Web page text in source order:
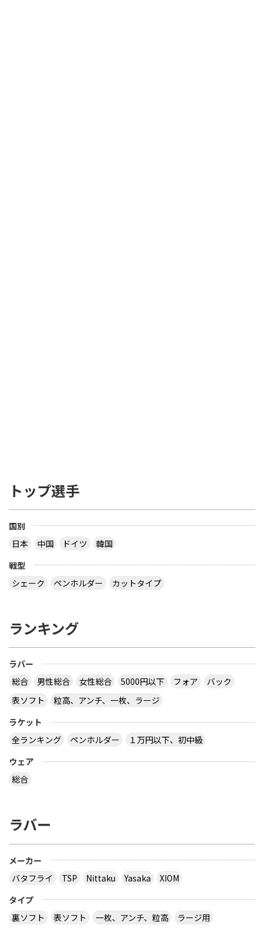
トップ選手
国別
日本
中国 ドイツ
韓国
戦型
シェーク
ペンホルダー カットタイプ
ランキング
ラバー
総合
男性総合 女性総合 5000円以下 フォア
バック
表ソフト
粒高、アンチ、一枚、ラージ
ラケット
全ランキング
ペンホルダー
１万円以下、初中級
ウェア
総合
ラバー
メーカー
バタフライ
TSP Nittaku Yasaka
XIOM
タイプ
裏ソフト
表ソフト 一枚、アンチ、粒高 ラージ用